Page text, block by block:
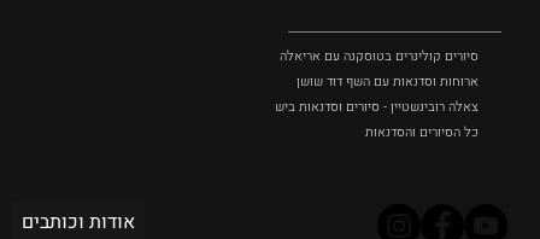
סיורים קולינרים בטוסקנה עם אריאלה בנקיר
ארוחות וסדנאות עם השף דוד שושן
צאלה רובינשטיין - סיורים וסדנאות בישול בטוסקנה
כל הסיורים והסדנאות
אודות וכותבים